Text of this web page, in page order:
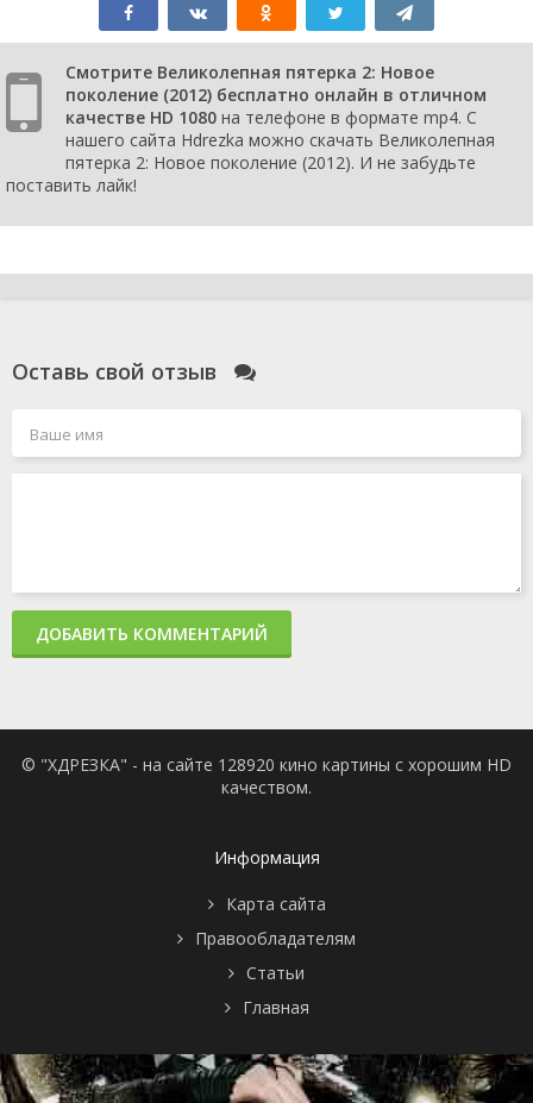
Смотрите Великолепная пятерка 2: Новое
поколение (2012) бесплатно онлайн в отличном
качестве HD 1080 на телефоне в формате mp4. С
нашего сайта Hdrezka можно скачать Великолепная
пятерка 2: Новое поколение (2012). И не забудьте
поставить лайк!
Оставь свой отзыв
ДОБАВИТЬ КОММЕНТАРИЙ
© "ХДРЕЗКА" - на сайте 128920 кино картины с хорошим HD
качеством.
Информация
Карта сайта
Правообладателям
Статьи
Главная